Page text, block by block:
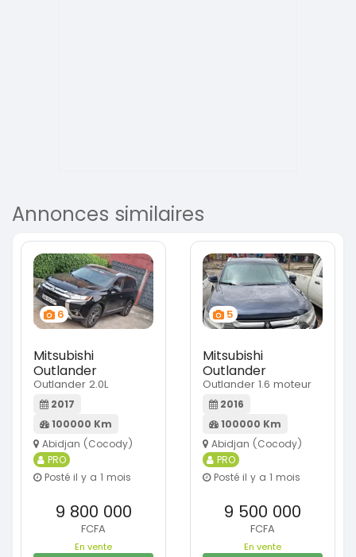
Annonces similaires
6
Mitsubishi
Outlander
Outlander 2.0L
2017
100000 Km
Abidjan (Cocody)
PRO
Posté il y a 1 mois
9 800 000
FCFA
En vente
5
Mitsubishi
Outlander
Outlander 1.6 moteur
2016
100000 Km
Abidjan (Cocody)
PRO
Posté il y a 1 mois
9 500 000
FCFA
En vente